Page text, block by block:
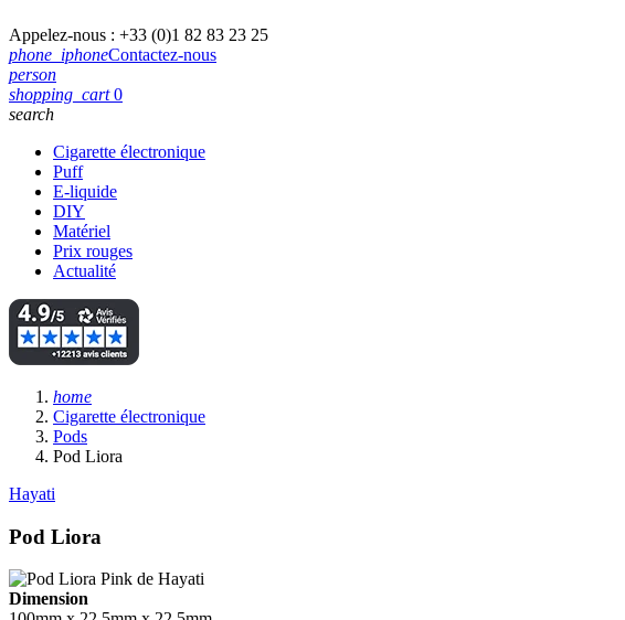
Appelez-nous : +33 (0)1 82 83 23 25
phone_iphoneContactez-nous
person
shopping_cart 0
search
Cigarette électronique
Puff
E-liquide
DIY
Matériel
Prix rouges
Actualité
home
Cigarette électronique
Pods
Pod Liora
Hayati
Pod Liora
Dimension